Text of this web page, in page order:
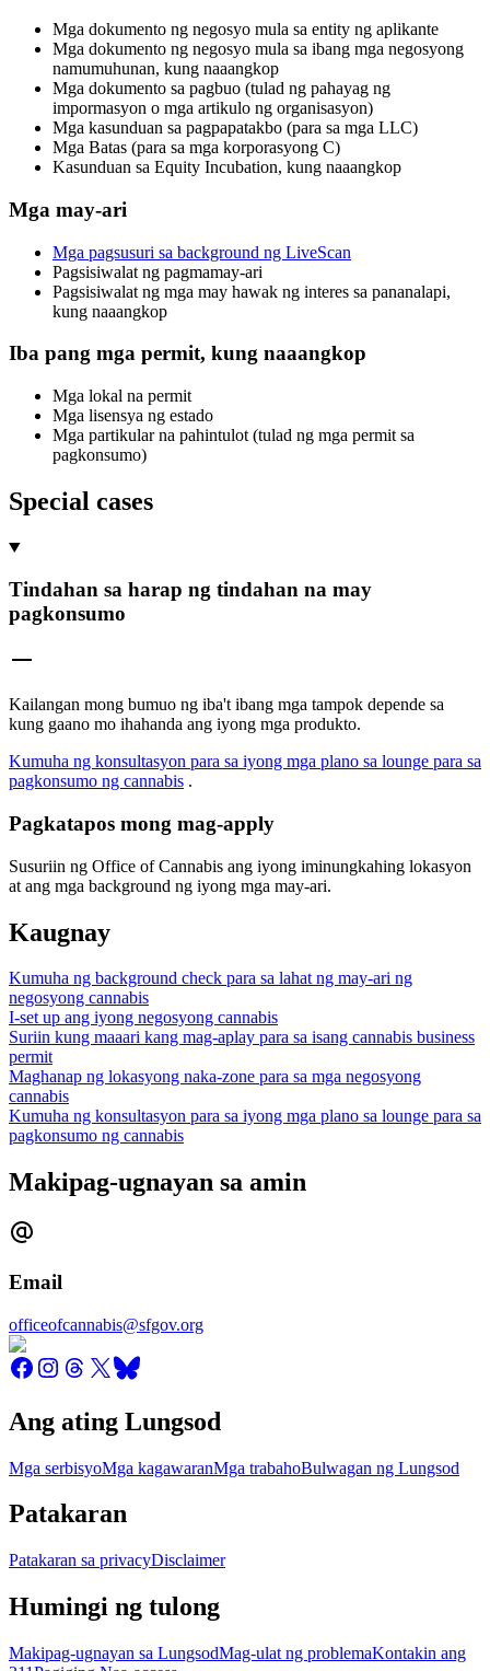
Mga dokumento ng negosyo mula sa entity ng aplikante
Mga dokumento ng negosyo mula sa ibang mga negosyong
namumuhunan, kung naaangkop
Mga dokumento sa pagbuo (tulad ng pahayag ng
impormasyon o mga artikulo ng organisasyon)
Mga kasunduan sa pagpapatakbo (para sa mga LLC)
Mga Batas (para sa mga korporasyong C)
Kasunduan sa Equity Incubation, kung naaangkop
Mga may-ari
Mga pagsusuri sa background ng LiveScan
Pagsisiwalat ng pagmamay-ari
Pagsisiwalat ng mga may hawak ng interes sa pananalapi,
kung naaangkop
Iba pang mga permit, kung naaangkop
Mga lokal na permit
Mga lisensya ng estado
Mga partikular na pahintulot (tulad ng mga permit sa
pagkonsumo)
Special cases
Tindahan sa harap ng tindahan na may
pagkonsumo
Kailangan mong bumuo ng iba't ibang mga tampok depende sa
kung gaano mo ihahanda ang iyong mga produkto.
Kumuha ng konsultasyon para sa iyong mga plano sa lounge para sa
pagkonsumo ng cannabis .
Pagkatapos mong mag-apply
Susuriin ng Office of Cannabis ang iyong iminungkahing lokasyon
at ang mga background ng iyong mga may-ari.
Kaugnay
Kumuha ng background check para sa lahat ng may-ari ng
negosyong cannabis
I-set up ang iyong negosyong cannabis
Suriin kung maaari kang mag-aplay para sa isang cannabis business
permit
Maghanap ng lokasyong naka-zone para sa mga negosyong
cannabis
Kumuha ng konsultasyon para sa iyong mga plano sa lounge para sa
pagkonsumo ng cannabis
Makipag-ugnayan sa amin
Email
officeofcannabis@sfgov.org
Ang ating Lungsod
Mga serbisyoMga kagawaranMga trabahoBulwagan ng Lungsod
Patakaran
Patakaran sa privacyDisclaimer
Humingi ng tulong
Makipag-ugnayan sa LungsodMag-ulat ng problemaKontakin ang